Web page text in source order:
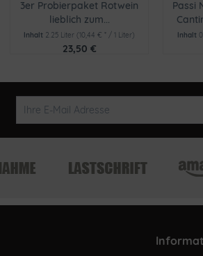
3er Probierpaket Rotwein
lieblich zum...
Inhalt 2.25 Liter (10,44 € * / 1 Liter)
23,50 €
Passi
Inhalt